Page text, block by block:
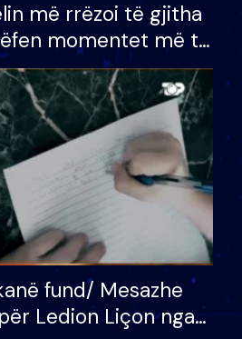
më rrëzoi të gjitha
momentet më të
e BB VIP: Do më
mëngjesit kur…
fund/ Mesazhe
Ledion Liçon nga